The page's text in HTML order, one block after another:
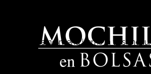
There are no menu items in this menu.